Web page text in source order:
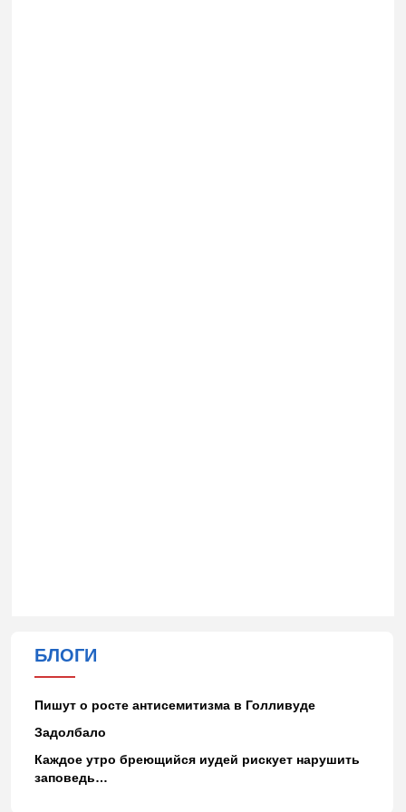
БЛОГИ
Пишут о росте антисемитизма в Голливуде
Задолбало
Каждое утро бреющийся иудей рискует нарушить
заповедь…